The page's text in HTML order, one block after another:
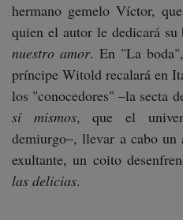
hermano gemelo Víctor,
quien el autor le dedicará
nuestro amor. En "La
príncipe Witold recalará en
los "conocedores" –la secta
sí mismos, que el
demiurgo–, llevar a cabo un
exultante, un coito
las delicias.